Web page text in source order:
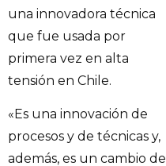
una innovadora técnica
que fue usada por
primera vez en alta
tensión en Chile.
«Es una innovación de
procesos y de técnicas y,
además, es un cambio de